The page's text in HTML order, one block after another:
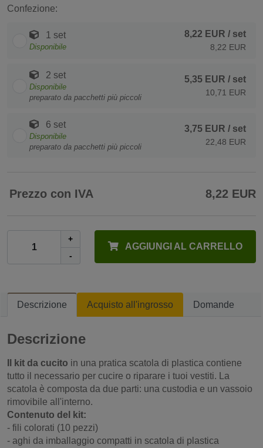
Confezione:
1 set
Disponibile
8,22 EUR / set
8,22 EUR
2 set
Disponibile
preparato da pacchetti più piccoli
5,35 EUR / set
10,71 EUR
6 set
Disponibile
preparato da pacchetti più piccoli
3,75 EUR / set
22,48 EUR
Prezzo con IVA 8,22 EUR
+
-
AGGIUNGI AL CARRELLO
Descrizione Acquisto all'ingrosso Domande
Descrizione
Il kit da cucito in una pratica scatola di plastica contiene
tutto il necessario per cucire o riparare i tuoi vestiti. La
scatola è composta da due parti: una custodia e un vassoio
rimovibile all'interno.
Contenuto del kit:
- fili colorati (10 pezzi)
- aghi da imballaggio compatti in scatola di plastica